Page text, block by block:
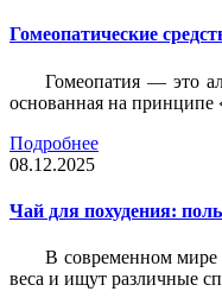
Гомеопатические
Гомеопатия — это
основанная на принципе
Подробнее
08.12.2025
Чай для похудения:
В современном
веса и ищут различные